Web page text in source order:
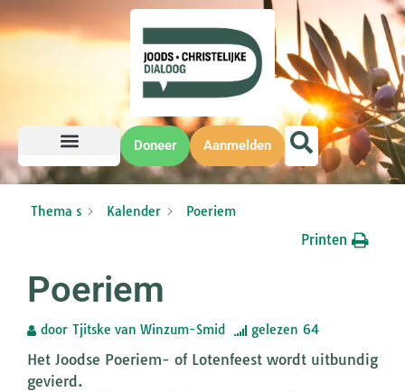
Doneer Aanmelden
Thema s Kalender Poeriem
Printen
Poeriem
door Tjitske van Winzum-Smid gelezen 64
Het Joodse Poeriem- of Lotenfeest wordt uitbundig
gevierd.